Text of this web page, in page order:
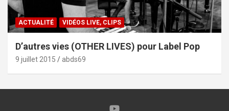
ACTUALITÉ VIDÉOS LIVE, CLIPS
D’autres vies (OTHER LIVES) pour Label Pop
9 juillet 2015 abds69